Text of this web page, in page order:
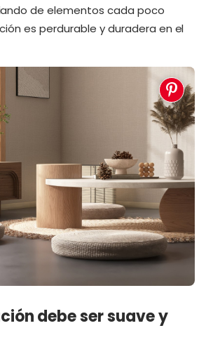
de elementos cada poco
es perdurable y duradera en el
debe ser suave y